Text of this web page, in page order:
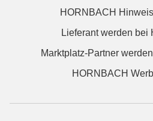
HORNBACH
Lieferant werden bei
Marktplatz-Partner
HORNBACH